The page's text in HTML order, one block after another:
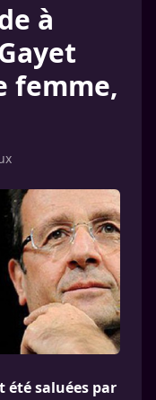
à
femme,
été saluées par